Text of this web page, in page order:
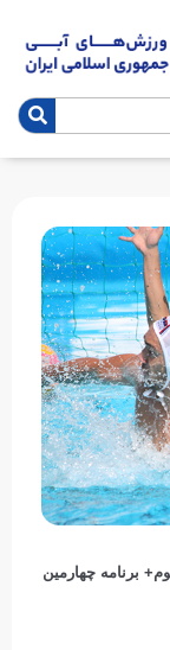
برنامه چهارمین